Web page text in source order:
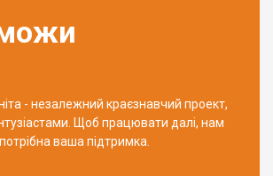
- незалежний краєзнавчий проект,
Щоб працювати далі, нам
потрібна ваша підтримка.